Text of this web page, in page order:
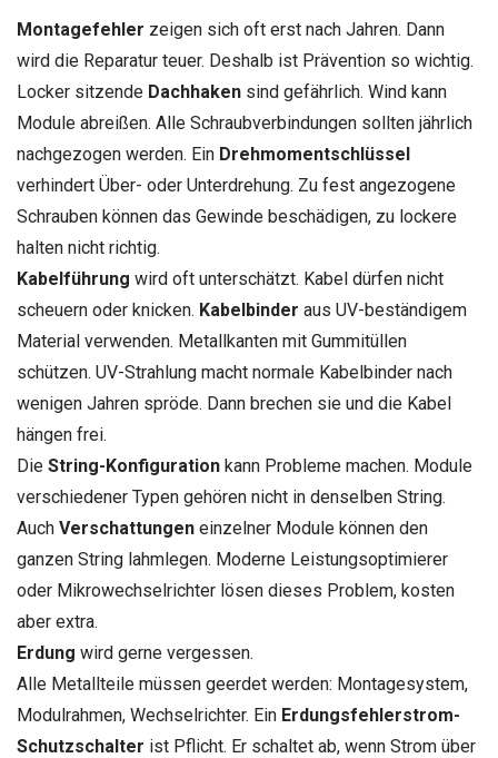
Montagefehler zeigen sich oft erst nach Jahren. Dann
wird die Reparatur teuer. Deshalb ist Prävention so wichtig.
Locker sitzende Dachhaken sind gefährlich. Wind kann
Module abreißen. Alle Schraubverbindungen sollten jährlich
nachgezogen werden. Ein Drehmomentschlüssel
verhindert Über- oder Unterdrehung. Zu fest angezogene
Schrauben können das Gewinde beschädigen, zu lockere
halten nicht richtig.
Kabelführung wird oft unterschätzt. Kabel dürfen nicht
scheuern oder knicken. Kabelbinder aus UV-beständigem
Material verwenden. Metallkanten mit Gummitüllen
schützen. UV-Strahlung macht normale Kabelbinder nach
wenigen Jahren spröde. Dann brechen sie und die Kabel
hängen frei.
Die String-Konfiguration kann Probleme machen. Module
verschiedener Typen gehören nicht in denselben String.
Auch Verschattungen einzelner Module können den
ganzen String lahmlegen. Moderne Leistungsoptimierer
oder Mikrowechselrichter lösen dieses Problem, kosten
aber extra.
Erdung wird gerne vergessen.
Alle Metallteile müssen geerdet werden: Montagesystem,
Modulrahmen, Wechselrichter. Ein Erdungsfehlerstrom-
Schutzschalter ist Pflicht. Er schaltet ab, wenn Strom über